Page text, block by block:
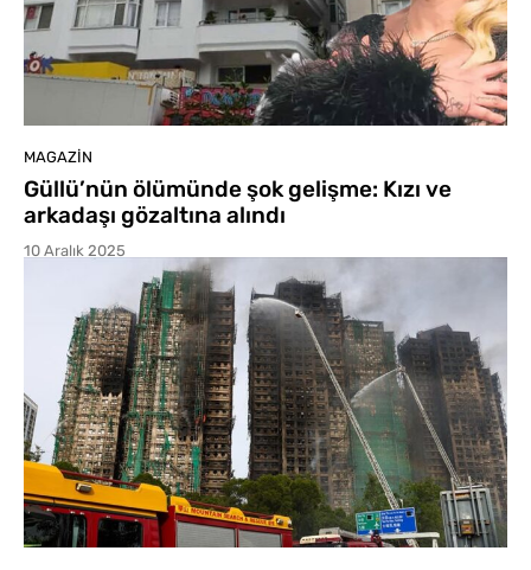
MAGAZIN
Güllü’nün ölümünde şok gelişme: Kızı ve
arkadaşı gözaltına alındı
10 Aralık 2025